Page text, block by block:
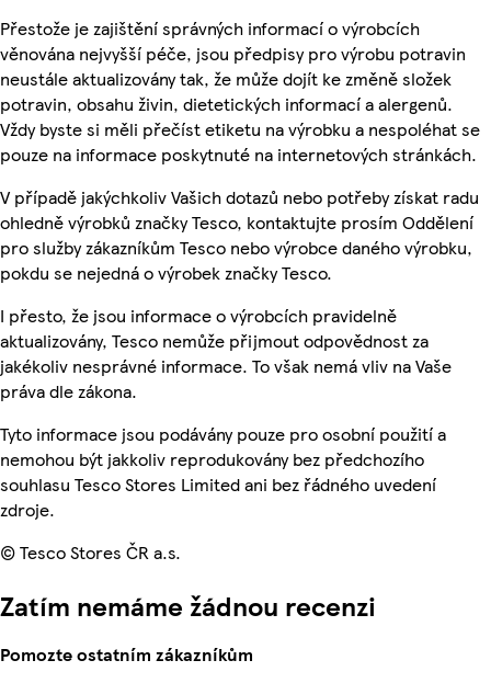
Přestože je zajištění správných informací o výrobcích
věnována nejvyšší péče, jsou předpisy pro výrobu potravin
neustále aktualizovány tak, že může dojít ke změně složek
potravin, obsahu živin, dietetických informací a alergenů.
Vždy byste si měli přečíst etiketu na výrobku a nespoléhat se
pouze na informace poskytnuté na internetových stránkách.
V případě jakýchkoliv Vašich dotazů nebo potřeby získat radu
ohledně výrobků značky Tesco, kontaktujte prosím Oddělení
pro služby zákazníkům Tesco nebo výrobce daného výrobku,
pokdu se nejedná o výrobek značky Tesco.
I přesto, že jsou informace o výrobcích pravidelně
aktualizovány, Tesco nemůže přijmout odpovědnost za
jakékoliv nesprávné informace. To však nemá vliv na Vaše
práva dle zákona.
Tyto informace jsou podávány pouze pro osobní použití a
nemohou být jakkoliv reprodukovány bez předchozího
souhlasu Tesco Stores Limited ani bez řádného uvedení
zdroje.
© Tesco Stores ČR a.s.
Zatím nemáme žádnou recenzi
Pomozte ostatním zákazníkům